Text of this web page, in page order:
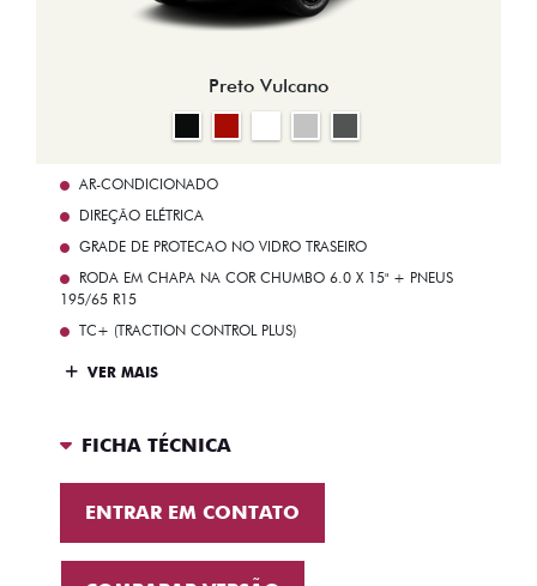
Preto Vulcano
AR-CONDICIONADO
DIREÇÃO ELÉTRICA
GRADE DE PROTECAO NO VIDRO TRASEIRO
RODA EM CHAPA NA COR CHUMBO 6.0 X 15" + PNEUS
195/65 R15
TC+ (TRACTION CONTROL PLUS)
VER MAIS
FICHA TÉCNICA
ENTRAR EM CONTATO